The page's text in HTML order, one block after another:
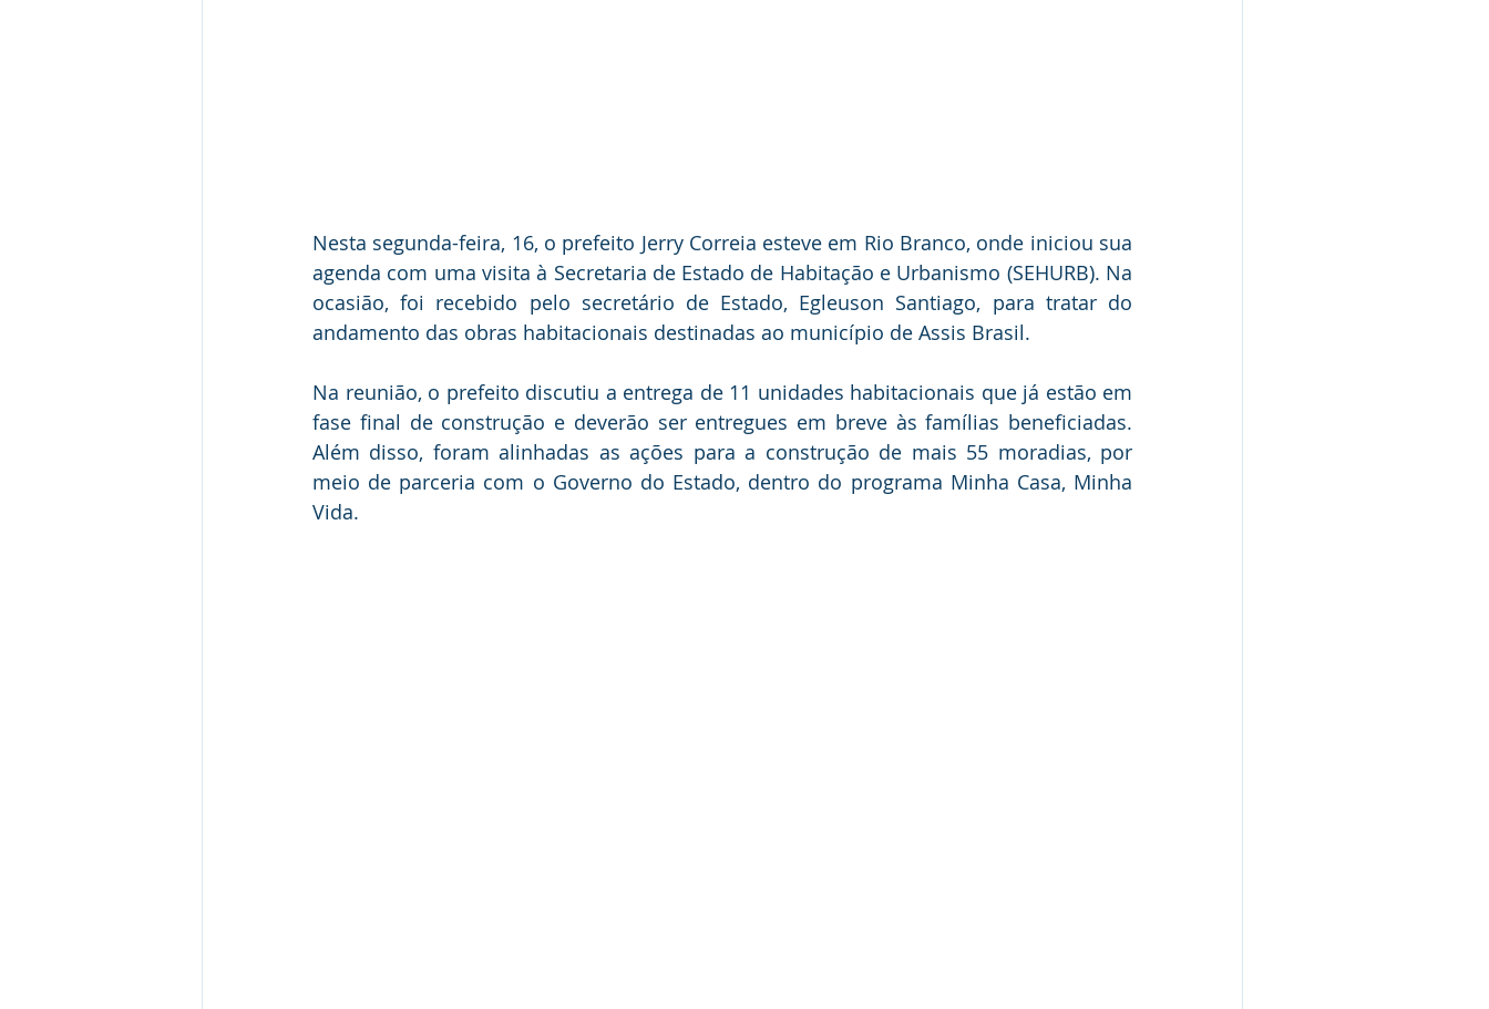
Nesta segunda-feira, 16, o prefeito Jerry Correia esteve em Rio Branco, onde iniciou sua
agenda com uma visita à Secretaria de Estado de Habitação e Urbanismo (SEHURB). Na
ocasião, foi recebido pelo secretário de Estado, Egleuson Santiago, para tratar do
andamento das obras habitacionais destinadas ao município de Assis Brasil.
Na reunião, o prefeito discutiu a entrega de 11 unidades habitacionais que já estão em
fase final de construção e deverão ser entregues em breve às famílias beneficiadas.
Além disso, foram alinhadas as ações para a construção de mais 55 moradias, por
meio de parceria com o Governo do Estado, dentro do programa Minha Casa, Minha
Vida.